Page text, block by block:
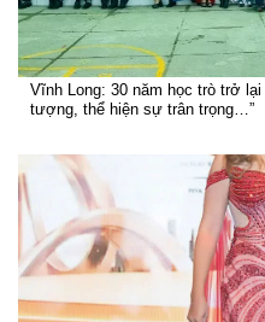
Vĩnh Long: 30 năm học trò trở
tượng, thể hiện sự trân trọng…”